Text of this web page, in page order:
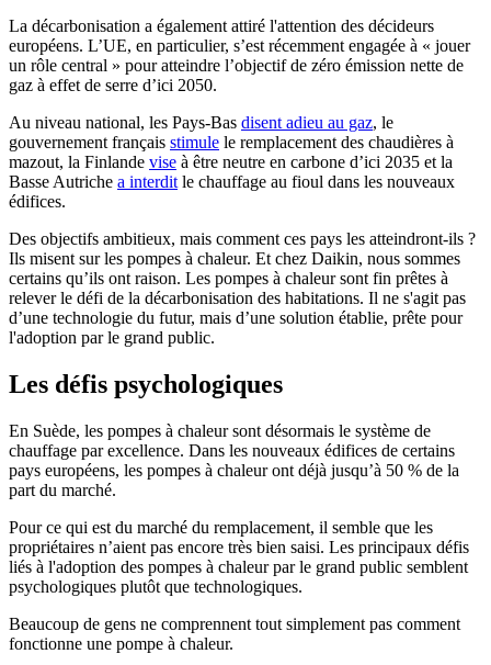
La décarbonisation a également attiré l'attention des décideurs
européens. L’UE, en particulier, s’est récemment engagée à « jouer
un rôle central » pour atteindre l’objectif de zéro émission nette de
gaz à effet de serre d’ici 2050.
Au niveau national, les Pays-Bas disent adieu au gaz, le
gouvernement français stimule le remplacement des chaudières à
mazout, la Finlande vise à être neutre en carbone d’ici 2035 et la
Basse Autriche a interdit le chauffage au fioul dans les nouveaux
édifices.
Des objectifs ambitieux, mais comment ces pays les atteindront-ils ?
Ils misent sur les pompes à chaleur. Et chez Daikin, nous sommes
certains qu’ils ont raison. Les pompes à chaleur sont fin prêtes à
relever le défi de la décarbonisation des habitations. Il ne s'agit pas
d’une technologie du futur, mais d’une solution établie, prête pour
l'adoption par le grand public.
Les défis psychologiques
En Suède, les pompes à chaleur sont désormais le système de
chauffage par excellence. Dans les nouveaux édifices de certains
pays européens, les pompes à chaleur ont déjà jusqu’à 50 % de la
part du marché.
Pour ce qui est du marché du remplacement, il semble que les
propriétaires n’aient pas encore très bien saisi. Les principaux défis
liés à l'adoption des pompes à chaleur par le grand public semblent
psychologiques plutôt que technologiques.
Beaucoup de gens ne comprennent tout simplement pas comment
fonctionne une pompe à chaleur.